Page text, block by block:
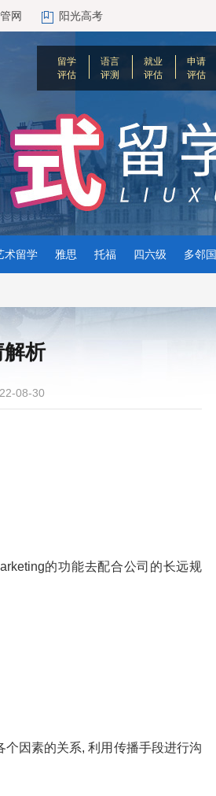
网 阳光高考
留学
评估
语言
评测
就业
评估
申请
评估
术留学 雅思 托福 四六级 多邻国
析
08-30
的功能去配合公司的长远规
因素的关系, 利用传播手段进行沟